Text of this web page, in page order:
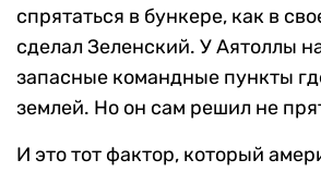
спрятаться в бункере, как в
сделал Зеленский. У Аятоллы
запасные командные пункты
землей. Но он сам решил не
И это тот фактор, который